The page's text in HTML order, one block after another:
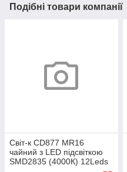
Подібні товари компанії
Світ-к CD877 MR16
чайний з LED підсвіткою
SMD2835 (4000К) 12Leds